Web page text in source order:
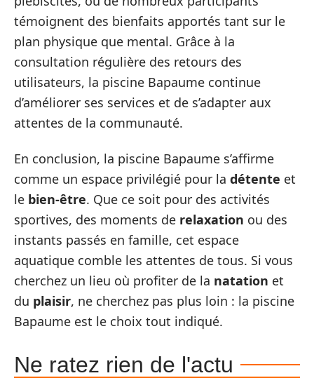
témoignent des bienfaits apportés tant sur le
plan physique que mental. Grâce à la
consultation régulière des retours des
utilisateurs, la piscine Bapaume continue
d’améliorer ses services et de s’adapter aux
attentes de la communauté.
En conclusion, la piscine Bapaume s’affirme
comme un espace privilégié pour la détente et
le bien-être. Que ce soit pour des activités
sportives, des moments de relaxation ou des
instants passés en famille, cet espace
aquatique comble les attentes de tous. Si vous
cherchez un lieu où profiter de la natation et
du plaisir, ne cherchez pas plus loin : la piscine
Bapaume est le choix tout indiqué.
Ne ratez rien de l'actu